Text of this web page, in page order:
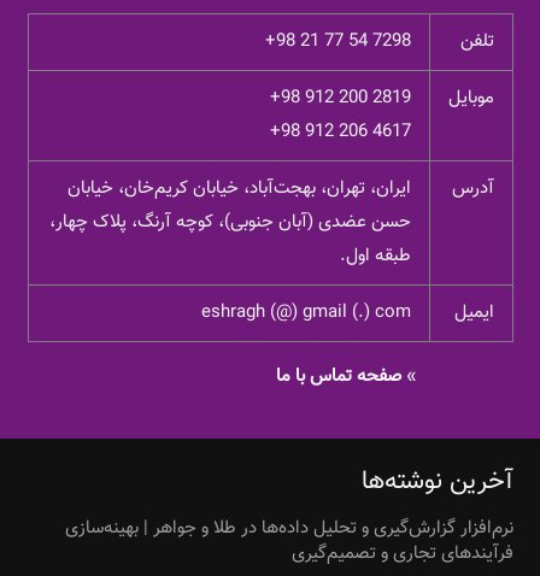
تلفن +98 21 77 54 7298
موبایل
+98 912 200 2819
+98 912 206 4617
آدرس
ایران، تهران، بهجت‌آباد، خیابان کریم‌خان، خیابان
حسن عضدی (آبان جنوبی)، کوچه آرنگ، پلاک چهار،
طبقه اول.
ایمیل eshragh (@) gmail (.) com
»صفحه تماس با ما
آخرین نوشته‌ها
نرم‌افزار گزارش‌گیری و تحلیل داده‌ها در طلا و جواهر | بهینه‌سازی
فرآیندهای تجاری و تصمیم‌گیری